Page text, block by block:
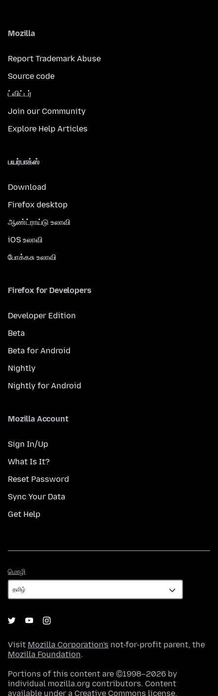
Mozilla
Report Trademark Abuse
Source code
ட்விட்டர்
Join our Community
Explore Help Articles
பயர்பாக்ஸ்
Download
Firefox desktop
ஆண்ட்ராய்டு உலாவி
iOS உலாவி
போக்கசு உலாவி
Firefox for Developers
Developer Edition
Beta
Beta for Android
Nightly
Nightly for Android
Mozilla Account
Sign In/Up
What Is It?
Reset Password
Sync Your Data
Get Help
மொழி
Visit Mozilla Corporation's not-for-profit parent, the
Mozilla Foundation.
Portions of this content are ©1998–2026 by
individual mozilla.org contributors. Content
available under a Creative Commons license.